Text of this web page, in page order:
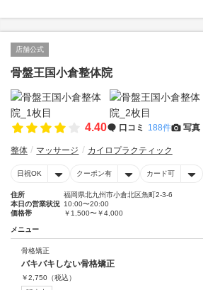
店舗公式
骨盤王国小倉整体院
4.40 口コミ 188件 写真
整体 マッサージ カイロプラクティック
日祝OK クーポン有 カード可
住所
福岡県北九州市小倉北区魚町2-3-6
本日の営業状況 10:00〜20:00
価格帯
￥1,500〜￥4,000
メニュー
骨格矯正
バキバキしない骨格矯正
￥2,750 （税込）